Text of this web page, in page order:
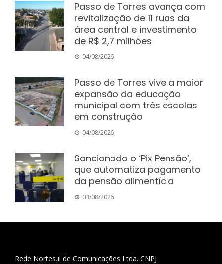
Passo de Torres avança com
revitalização de 11 ruas da
área central e investimento
de R$ 2,7 milhões
04/08/2026
Passo de Torres vive a maior
expansão da educação
municipal com três escolas
em construção
04/08/2026
Sancionado o ‘Pix Pensão’,
que automatiza pagamento
da pensão alimentícia
03/08/2026
Rede Nortesul de Comunicações Ltda. CNPJ